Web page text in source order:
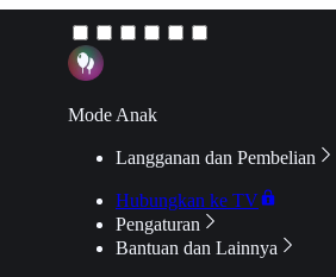
Mode Anak
Langganan dan Pembelian
Hubungkan ke TV
Pengaturan
Bantuan dan Lainnya